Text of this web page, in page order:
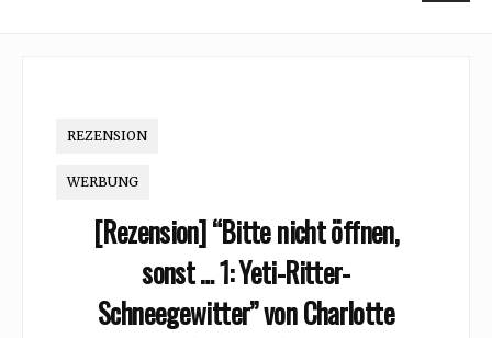
REZENSION
WERBUNG
[Rezension] “Bitte nicht öffnen,
sonst … 1: Yeti-Ritter-
Schneegewitter” von Charlotte